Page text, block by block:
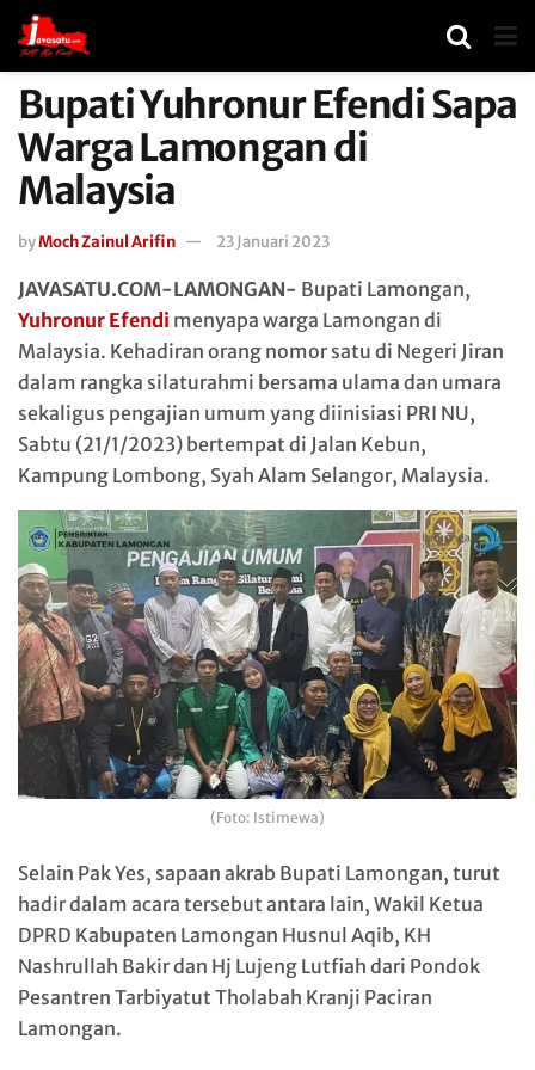
Bupati Yuhronur Efendi Sapa
Warga Lamongan di
Malaysia
byMoch Zainul Arifin 23 Januari 2023
JAVASATU.COM-LAMONGAN- Bupati Lamongan,
Yuhronur Efendi menyapa warga Lamongan di
Malaysia. Kehadiran orang nomor satu di Negeri Jiran
dalam rangka silaturahmi bersama ulama dan umara
sekaligus pengajian umum yang diinisiasi PRI NU,
Sabtu (21/1/2023) bertempat di Jalan Kebun,
Kampung Lombong, Syah Alam Selangor, Malaysia.
(Foto: Istimewa)
Selain Pak Yes, sapaan akrab Bupati Lamongan, turut
hadir dalam acara tersebut antara lain, Wakil Ketua
DPRD Kabupaten Lamongan Husnul Aqib, KH
Nashrullah Bakir dan Hj Lujeng Lutfiah dari Pondok
Pesantren Tarbiyatut Tholabah Kranji Paciran
Lamongan.